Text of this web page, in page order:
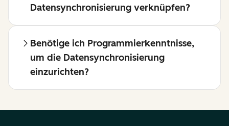
Datensynchronisierung verknüpfen?
Benötige ich Programmierkenntnisse,
um die Datensynchronisierung
einzurichten?